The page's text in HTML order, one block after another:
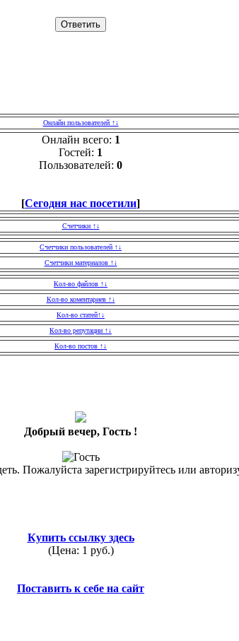
Онлайн пользователей ↑↓
Онлайн всего: 1
Гостей: 1
Пользователей: 0
[Сегодня нас посетили]
Счетчики ↑↓
Счетчики пользователей ↑↓
Счетчики материалов ↑↓
Кол-во файлов ↑↓
Кол-во коментариев ↑↓
Кол-во статей↑↓
Кол-во репутации ↑↓
Кол-во постов ↑↓
Добрый вечер, Гость !
Пожалуйста зарегистрируйтесь или
Купить ссылку здесь
(Цена: 1 руб.)
Поставить к себе на сайт